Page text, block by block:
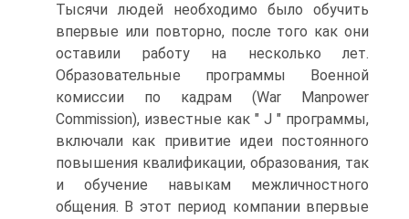
Тысячи людей необходимо было обучить
впервые или повторно, после того как они
оставили работу на несколько лет.
Образовательные программы Военной
комиссии по кадрам (War Manpower
Commission), известные как " J " программы,
включали как привитие идеи постоянного
повышения квалификации, образования, так
и обучение навыкам межличностного
общения. В этот период компании впервые